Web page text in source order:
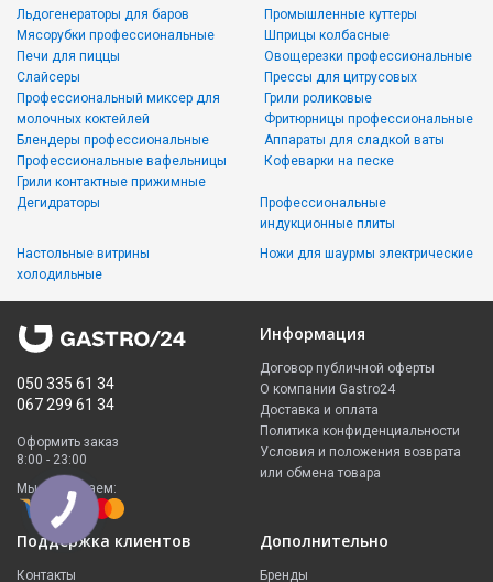
Льдогенераторы для баров
Мясорубки профессиональные
Печи для пиццы
Слайсеры
Промышленные куттеры
Шприцы колбасные
Овощерезки профессиональные
Прессы для цитрусовых
Профессиональный миксер для
молочных коктейлей
Блендеры профессиональные
Профессиональные вафельницы
Грили контактные прижимные
Грили роликовые
Фритюрницы профессиональные
Аппараты для сладкой ваты
Кофеварки на песке
Дегидраторы
Настольные витрины
холодильные
Профессиональные
индукционные плиты
Ножи для шаурмы электрические
050 335 61 34
067 299 61 34
Оформить заказ
8:00 - 23:00
Мы принимаем:
Информация
Договор публичной оферты
О компании Gastro24
Доставка и оплата
Политика конфиденциальности
Условия и положения возврата
или обмена товара
Поддержка клиентов
Контакты
Дополнительно
Бренды